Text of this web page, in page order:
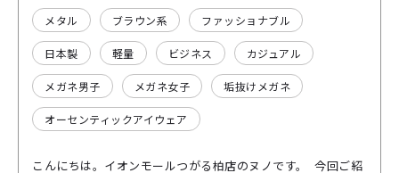
メタル ブラウン系 ファッショナブル
日本製 軽量 ビジネス カジュアル
メガネ男子 メガネ女子 垢抜けメガネ
オーセンティックアイウェア
こんにちは。イオンモールつがる柏店のヌノです。 今回ご紹